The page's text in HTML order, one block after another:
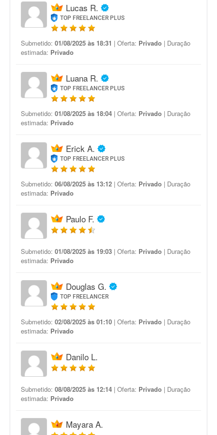
Lucas R.
TOP FREELANCER PLUS
Submetido: 01/08/2025 às 18:31 | Oferta: Privado | Duração
estimada: Privado
Luana R.
TOP FREELANCER PLUS
Submetido: 01/08/2025 às 18:04 | Oferta: Privado | Duração
estimada: Privado
Erick A.
TOP FREELANCER PLUS
Submetido: 06/08/2025 às 13:12 | Oferta: Privado | Duração
estimada: Privado
Paulo F.
Submetido: 01/08/2025 às 19:03 | Oferta: Privado | Duração
estimada: Privado
Douglas G.
TOP FREELANCER
Submetido: 02/08/2025 às 01:10 | Oferta: Privado | Duração
estimada: Privado
Danilo L.
Submetido: 08/08/2025 às 12:14 | Oferta: Privado | Duração
estimada: Privado
Mayara A.